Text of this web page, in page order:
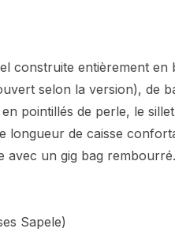
construite entièrement
selon la version), de
pointillés de perle, le
de caisse
un gig bag
Sapele)